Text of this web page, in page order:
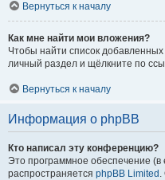
Вернуться к началу
Как мне найти мои вложения?
Чтобы найти список
личный раздел и щёлкните по
Вернуться к началу
Информация о phpBB
Кто написал эту конференцию?
Это программное обеспечение
распространяется phpBB Limited .